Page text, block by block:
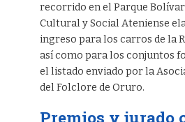
recorrido en el Parque
Cultural y Social Ateniense
ingreso para los carros de la
así como para los conjuntos
el listado enviado por la
del Folclore de Oruro.
Premios y jurado